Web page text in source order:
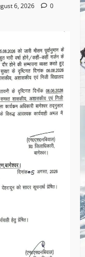
6, 2026
0